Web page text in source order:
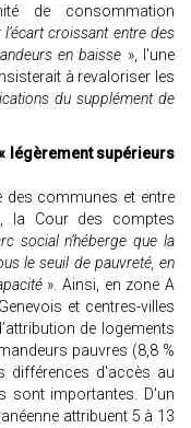
de consommation
croissant entre des
en baisse », l'une
à revaloriser les
du supplément de
légèrement supérieurs
des communes et entre
la Cour des comptes
social n’héberge que la
le seuil de pauvreté, en
». Ainsi, en zone A
et centres-villes
de logements
pauvres (8,8 %
différences d'accès au
sont importantes. D'un
attribuent 5 à 13